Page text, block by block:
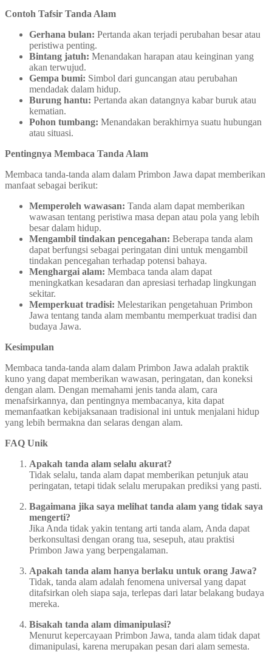
Contoh Tafsir Tanda Alam
Gerhana bulan: Pertanda akan terjadi perubahan besar atau
peristiwa penting.
Bintang jatuh: Menandakan harapan atau keinginan yang
akan terwujud.
Gempa bumi: Simbol dari guncangan atau perubahan
mendadak dalam hidup.
Burung hantu: Pertanda akan datangnya kabar buruk atau
kematian.
Pohon tumbang: Menandakan berakhirnya suatu hubungan
atau situasi.
Pentingnya Membaca Tanda Alam
Membaca tanda-tanda alam dalam Primbon Jawa dapat memberikan
manfaat sebagai berikut:
Memperoleh wawasan: Tanda alam dapat memberikan
wawasan tentang peristiwa masa depan atau pola yang lebih
besar dalam hidup.
Mengambil tindakan pencegahan: Beberapa tanda alam
dapat berfungsi sebagai peringatan dini untuk mengambil
tindakan pencegahan terhadap potensi bahaya.
Menghargai alam: Membaca tanda alam dapat
meningkatkan kesadaran dan apresiasi terhadap lingkungan
sekitar.
Memperkuat tradisi: Melestarikan pengetahuan Primbon
Jawa tentang tanda alam membantu memperkuat tradisi dan
budaya Jawa.
Kesimpulan
Membaca tanda-tanda alam dalam Primbon Jawa adalah praktik
kuno yang dapat memberikan wawasan, peringatan, dan koneksi
dengan alam. Dengan memahami jenis tanda alam, cara
menafsirkannya, dan pentingnya membacanya, kita dapat
memanfaatkan kebijaksanaan tradisional ini untuk menjalani hidup
yang lebih bermakna dan selaras dengan alam.
FAQ Unik
Apakah tanda alam selalu akurat?
Tidak selalu, tanda alam dapat memberikan petunjuk atau
peringatan, tetapi tidak selalu merupakan prediksi yang pasti.
Bagaimana jika saya melihat tanda alam yang tidak saya
mengerti?
Jika Anda tidak yakin tentang arti tanda alam, Anda dapat
berkonsultasi dengan orang tua, sesepuh, atau praktisi
Primbon Jawa yang berpengalaman.
Apakah tanda alam hanya berlaku untuk orang Jawa?
Tidak, tanda alam adalah fenomena universal yang dapat
ditafsirkan oleh siapa saja, terlepas dari latar belakang budaya
mereka.
Bisakah tanda alam dimanipulasi?
Menurut kepercayaan Primbon Jawa, tanda alam tidak dapat
dimanipulasi, karena merupakan pesan dari alam semesta.